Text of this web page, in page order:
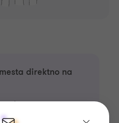
direktno na